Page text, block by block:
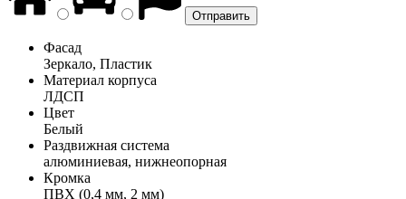
Фасад
Зеркало, Пластик
Материал корпуса
ЛДСП
Цвет
Белый
Раздвижная система
алюминиевая, нижнеопорная
Кромка
ПВХ (0,4 мм, 2 мм)